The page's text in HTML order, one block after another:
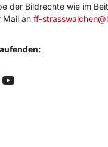
der Bildrechte wie im
Mail an ff-